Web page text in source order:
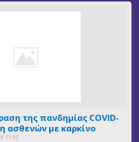
της πανδημίας COVID-
ασθενών με καρκίνο
11:53